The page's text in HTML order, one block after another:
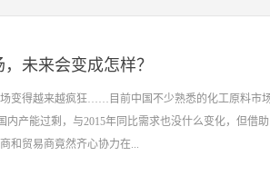
未来会变成怎样？
变得越来越疯狂……目前中国不少熟悉的化工原料市
产能过剩，与2015年同比需求也没什么变化，但借助
和贸易商竟然齐心协力在...